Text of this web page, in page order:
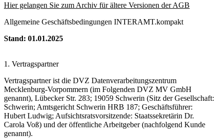
Hier gelangen Sie zum Archiv für ältere Versionen der AGB
Allgemeine Geschäftsbedingungen INTERAMT.kompakt
Stand: 01.01.2025
1. Vertragspartner
Vertragspartner ist die DVZ Datenverarbeitungszentrum
Mecklenburg-Vorpommern (im Folgenden DVZ MV GmbH
genannt), Lübecker Str. 283; 19059 Schwerin (Sitz der Gesellschaft:
Schwerin; Amtsgericht Schwerin HRB 187; Geschäftsführer:
Hubert Ludwig; Aufsichtsratsvorsitzende: Staatssekretärin Dr.
Carola Voß) und der öffentliche Arbeitgeber (nachfolgend Kunde
genannt).